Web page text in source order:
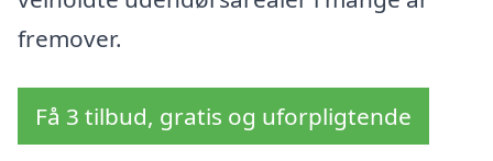
fremover.
Få 3 tilbud, gratis og uforpligtende